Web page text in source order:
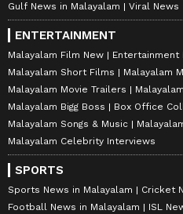
Gulf News in Malayalam
Viral News
ENTERTAINMENT
Malayalam Film New
Entertainment
Malayalam Short Films
Malayalam
Malayalam Movie Trailers
Malayalam Bigg Boss
Box Office
Malayalam Songs & Music
Malayalam Celebrity Interviews
SPORTS
Sports News in Malayalam
Cricket
Football News in Malayalam
ISL